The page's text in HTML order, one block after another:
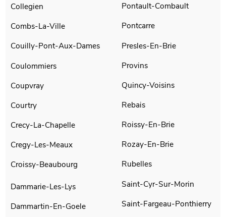
Collegien
Combs-La-Ville
Couilly-Pont-Aux-Dames
Coulommiers
Coupvray
Courtry
Crecy-La-Chapelle
Cregy-Les-Meaux
Croissy-Beaubourg
Dammarie-Les-Lys
Dammartin-En-Goele
Pontault-Combault
Pontcarre
Presles-En-Brie
Provins
Quincy-Voisins
Rebais
Roissy-En-Brie
Rozay-En-Brie
Rubelles
Saint-Cyr-Sur-Morin
Saint-Fargeau-Ponthierry